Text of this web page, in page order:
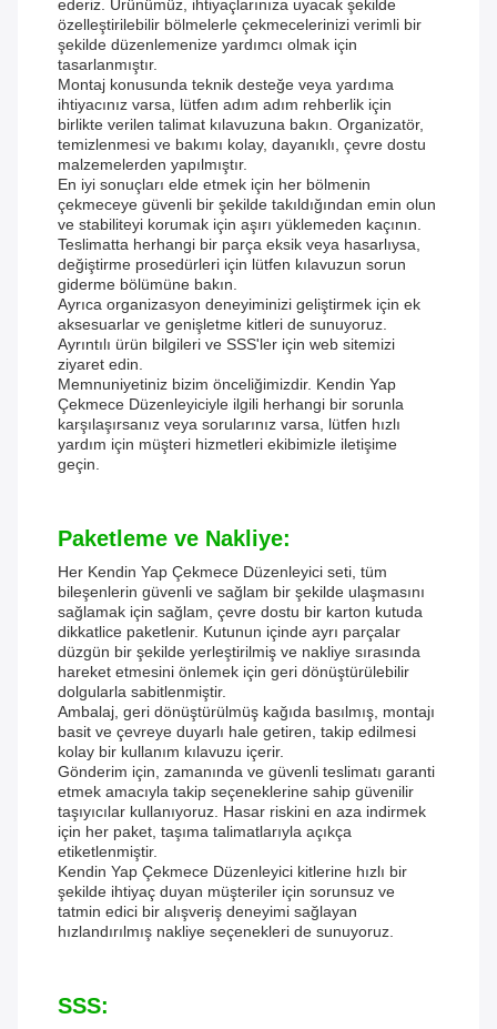
ederiz. Ürünümüz, ihtiyaçlarınıza uyacak şekilde
özelleştirilebilir bölmelerle çekmecelerinizi verimli bir
şekilde düzenlemenize yardımcı olmak için
tasarlanmıştır.
Montaj konusunda teknik desteğe veya yardıma
ihtiyacınız varsa, lütfen adım adım rehberlik için
birlikte verilen talimat kılavuzuna bakın. Organizatör,
temizlenmesi ve bakımı kolay, dayanıklı, çevre dostu
malzemelerden yapılmıştır.
En iyi sonuçları elde etmek için her bölmenin
çekmeceye güvenli bir şekilde takıldığından emin olun
ve stabiliteyi korumak için aşırı yüklemeden kaçının.
Teslimatta herhangi bir parça eksik veya hasarlıysa,
değiştirme prosedürleri için lütfen kılavuzun sorun
giderme bölümüne bakın.
Ayrıca organizasyon deneyiminizi geliştirmek için ek
aksesuarlar ve genişletme kitleri de sunuyoruz.
Ayrıntılı ürün bilgileri ve SSS'ler için web sitemizi
ziyaret edin.
Memnuniyetiniz bizim önceliğimizdir. Kendin Yap
Çekmece Düzenleyiciyle ilgili herhangi bir sorunla
karşılaşırsanız veya sorularınız varsa, lütfen hızlı
yardım için müşteri hizmetleri ekibimizle iletişime
geçin.
Paketleme ve Nakliye:
Her Kendin Yap Çekmece Düzenleyici seti, tüm
bileşenlerin güvenli ve sağlam bir şekilde ulaşmasını
sağlamak için sağlam, çevre dostu bir karton kutuda
dikkatlice paketlenir. Kutunun içinde ayrı parçalar
düzgün bir şekilde yerleştirilmiş ve nakliye sırasında
hareket etmesini önlemek için geri dönüştürülebilir
dolgularla sabitlenmiştir.
Ambalaj, geri dönüştürülmüş kağıda basılmış, montajı
basit ve çevreye duyarlı hale getiren, takip edilmesi
kolay bir kullanım kılavuzu içerir.
Gönderim için, zamanında ve güvenli teslimatı garanti
etmek amacıyla takip seçeneklerine sahip güvenilir
taşıyıcılar kullanıyoruz. Hasar riskini en aza indirmek
için her paket, taşıma talimatlarıyla açıkça
etiketlenmiştir.
Kendin Yap Çekmece Düzenleyici kitlerine hızlı bir
şekilde ihtiyaç duyan müşteriler için sorunsuz ve
tatmin edici bir alışveriş deneyimi sağlayan
hızlandırılmış nakliye seçenekleri de sunuyoruz.
SSS: